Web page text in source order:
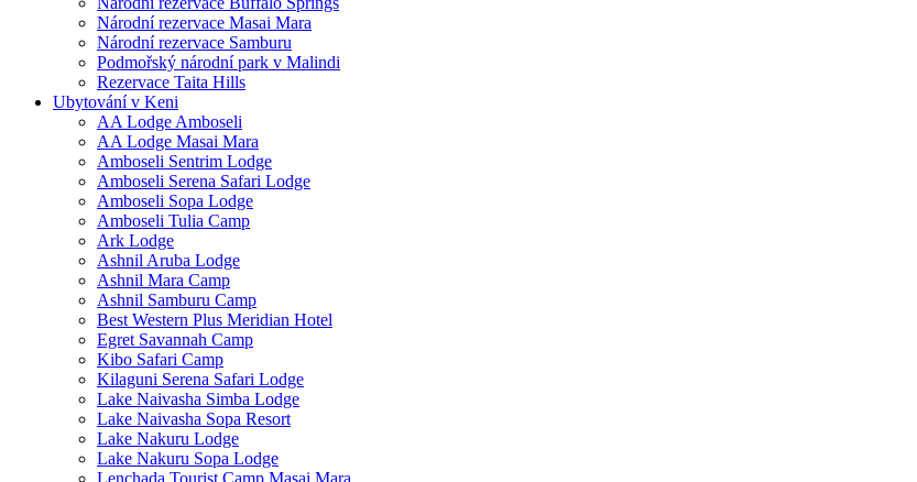
Národní rezervace Masai Mara
Národní rezervace Samburu
Podmořský národní park v Malindi
Rezervace Taita Hills
Ubytování v Keni
AA Lodge Amboseli
AA Lodge Masai Mara
Amboseli Sentrim Lodge
Amboseli Serena Safari Lodge
Amboseli Sopa Lodge
Amboseli Tulia Camp
Ark Lodge
Ashnil Aruba Lodge
Ashnil Mara Camp
Ashnil Samburu Camp
Best Western Plus Meridian Hotel
Egret Savannah Camp
Kibo Safari Camp
Kilaguni Serena Safari Lodge
Lake Naivasha Simba Lodge
Lake Naivasha Sopa Resort
Lake Nakuru Lodge
Lake Nakuru Sopa Lodge
Lenchada Tourist Camp Masai Mara